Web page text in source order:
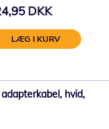
DKK
LÆG I KURV
hvid,